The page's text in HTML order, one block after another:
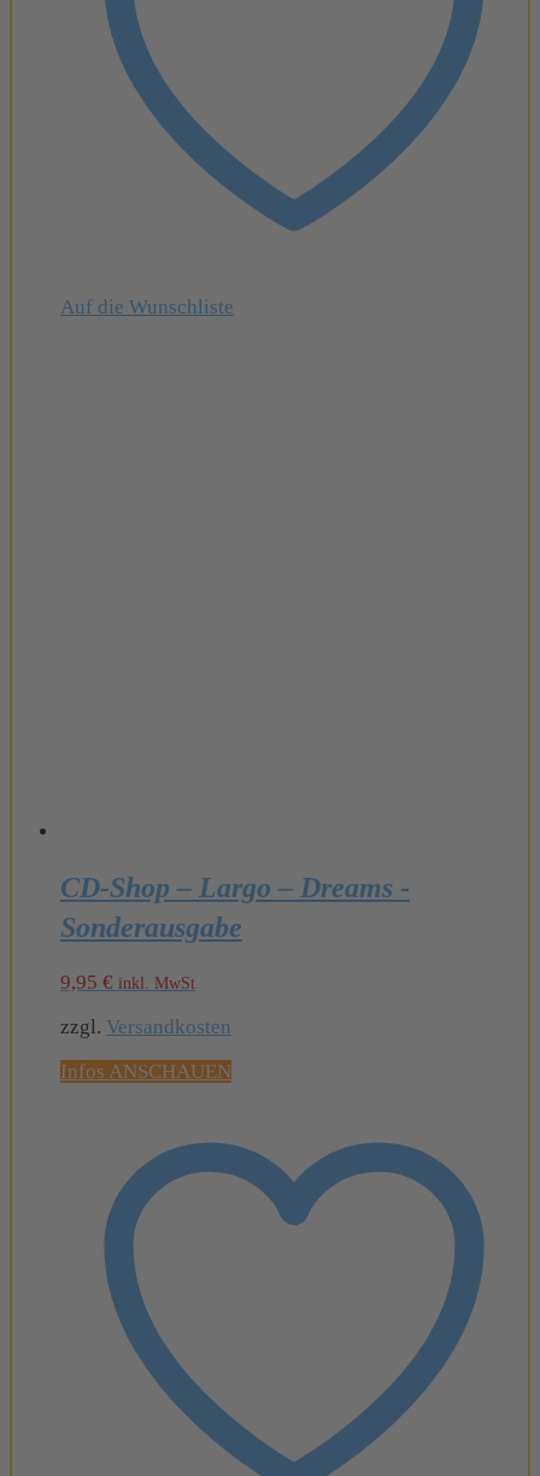
Auf die Wunschliste
CD-Shop – Largo – Dreams -
Sonderausgabe
9,95 € inkl. MwSt
zzgl. Versandkosten
Infos ANSCHAUEN